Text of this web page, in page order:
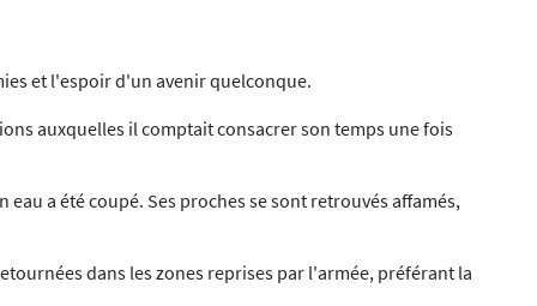
et l'espoir d'un avenir quelconque.
auxquelles il comptait consacrer son temps une fois
a été coupé. Ses proches se sont retrouvés affamés,
dans les zones reprises par l'armée, préférant la